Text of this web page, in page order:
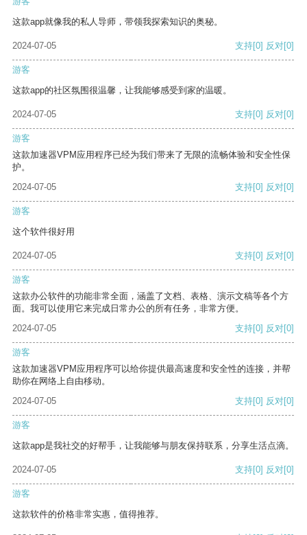
这款app就像我的私人导师，带领我探索知识的奥秘。
2024-07-05 支持[0] 反对[0]
游客
这款app的社区氛围很温馨，让我能够感受到家的温暖。
2024-07-05 支持[0] 反对[0]
游客
这款加速器VPM应用程序已经为我们带来了无限的流畅体验和安全性保
护。
2024-07-05
支持[0] 反对[0]
游客
这个软件很好用
2024-07-05 支持[0] 反对[0]
游客
这款办公软件的功能非常全面，涵盖了文档、表格、演示文稿等各个方
面。我可以使用它来完成日常办公的所有任务，非常方便。
2024-07-05
支持[0] 反对[0]
游客
这款加速器VPM应用程序可以给你提供最高速度和安全性的连接，并帮
助你在网络上自由移动。
2024-07-05
支持[0] 反对[0]
游客
这款app是我社交的好帮手，让我能够与朋友保持联系，分享生活点滴。
2024-07-05 支持[0] 反对[0]
游客
这款软件的价格非常实惠，值得推荐。